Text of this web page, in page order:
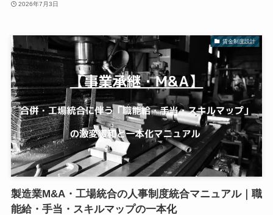
2026年7月3日
賃金制度設計
製造業M&A・工場統合の人事制度統合マニュアル｜職
能給・手当・スキルマップの一本化